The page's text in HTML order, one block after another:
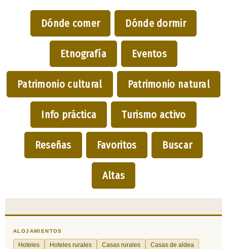
Dónde comer Dónde dormir
Etnografía Eventos
Patrimonio cultural Patrimonio natural
Info práctica Turismo activo
Reseñas Favoritos Buscar
Altas